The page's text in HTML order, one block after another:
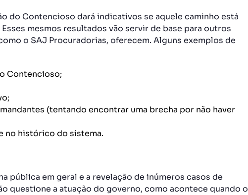
do Contencioso dará indicativos se aquele caminho está
mesmos resultados vão servir de base para outros
o SAJ Procuradorias, oferecem. Alguns exemplos de
Contencioso;
(tentando encontrar uma brecha por não haver
no histórico do sistema.
pública em geral e a revelação de inúmeros casos de
questione a atuação do governo, como acontece quando o